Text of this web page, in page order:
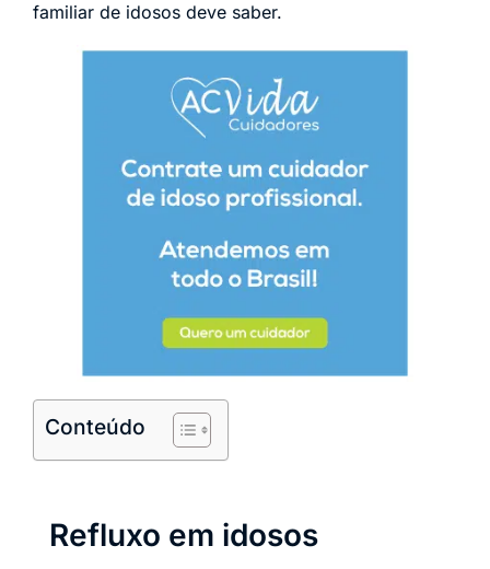
familiar de idosos deve saber.
Conteúdo
Refluxo em idosos